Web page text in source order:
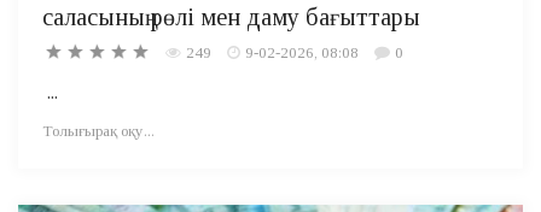
саласының рөлі мен даму бағыттары
249 9-02-2026, 08:08 0
...
Толығырақ оқу...